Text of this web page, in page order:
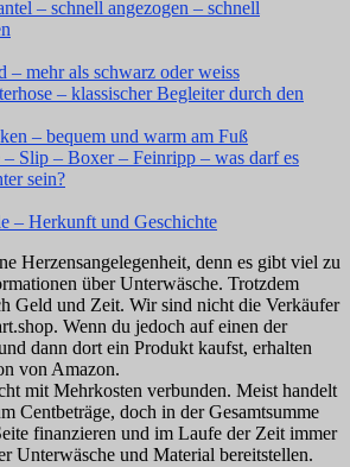
– schnell angezogen – schnell
– mehr als schwarz oder weiss
– klassischer Begleiter durch den
– bequem und warm am Fuß
– Slip – Boxer – Feinripp – was darf es
sein?
– Herkunft und Geschichte
Herzensangelegenheit, denn es gibt viel zu
über Unterwäsche. Trotzdem
Geld und Zeit. Wir sind nicht die Verkäufer
Wenn du jedoch auf einen der
dann dort ein Produkt kaufst, erhalten
von Amazon.
mit Mehrkosten verbunden. Meist handelt
Centbeträge, doch in der Gesamtsumme
finanzieren und im Laufe der Zeit immer
Unterwäsche und Material bereitstellen.